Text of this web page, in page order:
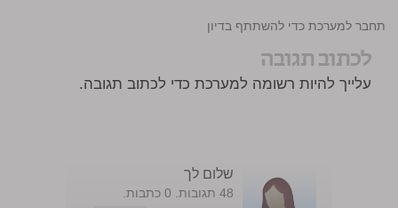
התחבר למערכת כדי להשתתף בדיון
לכתוב תגובה
עלייך להיות רשומה למערכת כדי לכתוב תגובה.
שלום לך
48 תגובות. 0 כתבות.